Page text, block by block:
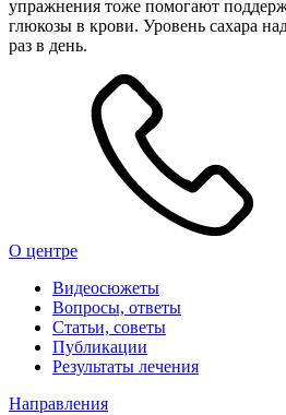
упражнения тоже помогают
глюкозы в крови. Уровень сахара
раз в день.
О центре
Видеосюжеты
Вопросы, ответы
Статьи, советы
Публикации
Результаты лечения
Направления